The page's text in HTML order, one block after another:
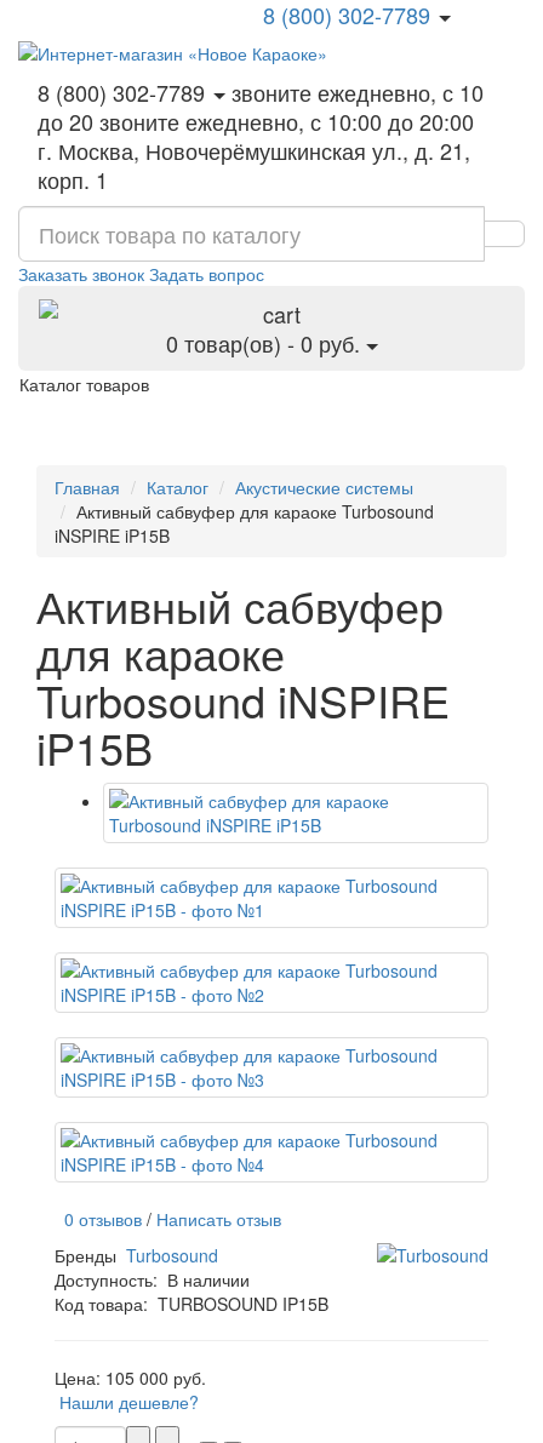
8 (800) 302-7789
8 (800) 302-7789
звоните ежедневно, с 10
до 20 звоните ежедневно, с 10:00 до 20:00
г. Москва, Новочерёмушкинская ул., д. 21,
корп. 1
Заказать звонок Задать вопрос
0 товар(ов) - 0 руб.
Каталог товаров
Главная Каталог
Акустические системы
Активный сабвуфер для караоке Turbosound
iNSPIRE iP15B
Активный сабвуфер
для караоке
Turbosound iNSPIRE
iP15B
0 отзывов / Написать отзыв
Бренды Turbosound
Доступность: В наличии
Код товара: TURBOSOUND IP15B
Цена: 105 000 руб.
Нашли дешевле?